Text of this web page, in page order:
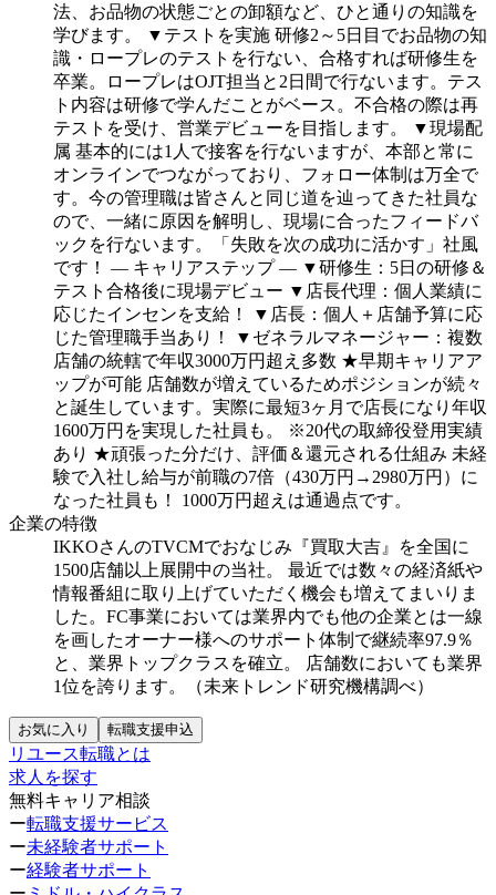
法、お品物の状態ごとの卸額など、ひと通りの知識を
学びます。
▼テストを実施 研修2～5日目でお品物の知
識・ロープレのテストを行ない、合格すれば研修生を
卒業。ロープレはOJT担当と2日間で行ないます。テス
ト内容は研修で学んだことがベース。不合格の際は再
テストを受け、営業デビューを目指します。
▼現場配
属 基本的には1人で接客を行ないますが、本部と常に
オンラインでつながっており、フォロー体制は万全で
す。今の管理職は皆さんと同じ道を辿ってきた社員な
ので、一緒に原因を解明し、現場に合ったフィードバ
ックを行ないます。「失敗を次の成功に活かす」社風
です！
― キャリアステップ ― ▼研修生：5日の研修＆
テスト合格後に現場デビュー ▼店長代理：個人業績に
応じたインセンを支給！
▼店長：個人＋店舗予算に応
じた管理職手当あり！
▼ゼネラルマネージャー：複数
店舗の統轄で年収3000万円超え多数 ★早期キャリアア
ップが可能 店舗数が増えているためポジションが続々
と誕生しています。実際に最短3ヶ月で店長になり年収
1600万円を実現した社員も。
※20代の取締役登用実績
あり ★頑張った分だけ、評価＆還元される仕組み 未経
験で入社し給与が前職の7倍（430万円→2980万円）に
なった社員も！
1000万円超えは通過点です。
企業の特徴
IKKOさんのTVCMでおなじみ『買取大吉』を全国に
1500店舗以上展開中の当社。
最近では数々の経済紙や
情報番組に取り上げていただく機会も増えてまいりま
した。FC事業においては業界内でも他の企業とは一線
を画したオーナー様へのサポート体制で継続率97.9％
と、業界トップクラスを確立。
店舗数においても業界
1位を誇ります。（未来トレンド研究機構調べ）
お気に入り 転職支援申込
リユース転職とは
求人を探す
無料キャリア相談
ー転職支援サービス
ー未経験者サポート
ー経験者サポート